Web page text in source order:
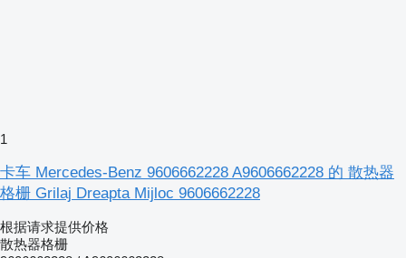
1
卡车 Mercedes-Benz 9606662228 A9606662228 的 散热器
格栅 Grilaj Dreapta Mijloc 9606662228
根据请求提供价格
散热器格栅